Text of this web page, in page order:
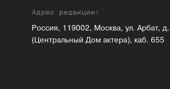
Адрес редакции:
Россия, 119002, Москва, ул. Арбат,
(Центральный Дом актера), каб. 655